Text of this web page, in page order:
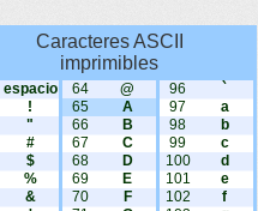
Caracteres ASCII
imprimibles
espacio
!
"
#
$
%
&
64
@
65
A
66
B
67
C
68
D
69
E
70
F
96
`
97
a
98
b
99
c
100
d
101
e
102
f